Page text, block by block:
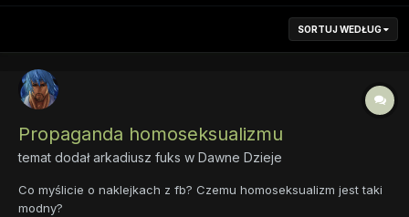
SORTUJ WEDŁUG
Propaganda homoseksualizmu
temat dodałarkadiusz fuks w Dawne Dzieje
Co myślicie o naklejkach z fb? Czemu homoseksualizm jest taki
modny?